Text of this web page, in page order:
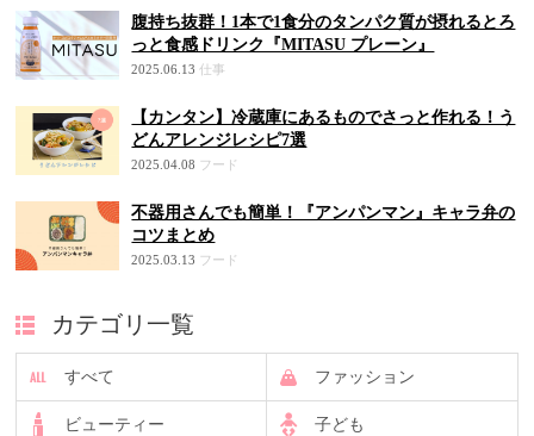
腹持ち抜群！1本で1食分のタンパク質が摂れるとろ
っと食感ドリンク『MITASU プレーン』
2025.06.13 仕事
【カンタン】冷蔵庫にあるものでさっと作れる！う
どんアレンジレシピ7選
2025.04.08 フード
不器用さんでも簡単！『アンパンマン』キャラ弁の
コツまとめ
2025.03.13 フード
カテゴリ一覧
すべて ファッション
ビューティー 子ども